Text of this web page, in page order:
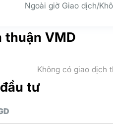
Ngoài giờ Giao dịch/
thuận VMD
Không có giao dịch
tư